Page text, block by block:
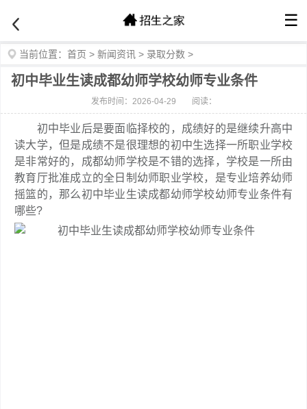
☰
当前位置： 首页 > 新闻资讯 > 录取分数 >
初中毕业生读成都幼师学校幼师专业条件
发布时间：2026-04-29 阅读：
初中毕业后是要面临择校的，成绩好的是继续升高中
读大学，但是成绩不是很理想的初中生选择一所职业学校
是非常好的，成都幼师学校是不错的选择，学校是一所由
教育厅批准成立的全日制幼师职业学校，是专业培养幼师
摇篮的，那么初中毕业生读成都幼师学校幼师专业条件有
哪些?